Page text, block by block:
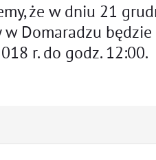
że w dniu 21
w Domaradzu
r. do godz. 12:00.